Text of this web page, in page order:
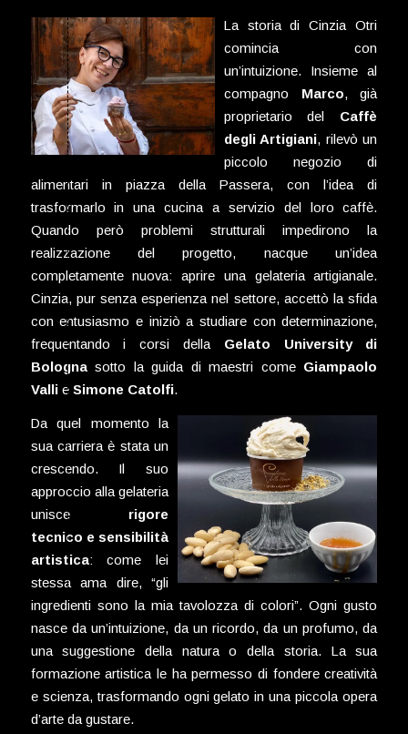
La storia di Cinzia Otri
comincia con
un’intuizione. Insieme al
compagno Marco, già
proprietario del Caffè
degli Artigiani, rilevò un
piccolo negozio di
alimentari in piazza della Passera, con l’idea di
trasformarlo in una cucina a servizio del loro caffè.
Quando però problemi strutturali impedirono la
realizzazione del progetto, nacque un’idea
completamente nuova: aprire una gelateria artigianale.
Cinzia, pur senza esperienza nel settore, accettò la sfida
con entusiasmo e iniziò a studiare con determinazione,
frequentando i corsi della Gelato University di
Bolognasotto la guida di maestri come Giampaolo
Vallie Simone Catolfi.
Da quel momento la
sua carriera è stata un
crescendo. Il suo
approccio alla gelateria
unisce rigore
tecnico e sensibilità
artistica: come lei
stessa ama dire, “gli
ingredienti sono la mia tavolozza di colori”. Ogni gusto
nasce da un’intuizione, da un ricordo, da un profumo, da
una suggestione della natura o della storia. La sua
formazione artistica le ha permesso di fondere creatività
e scienza, trasformando ogni gelato in una piccola opera
d’arte da gustare.